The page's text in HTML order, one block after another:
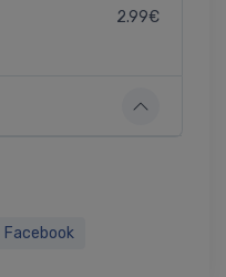
2.99€
Facebook